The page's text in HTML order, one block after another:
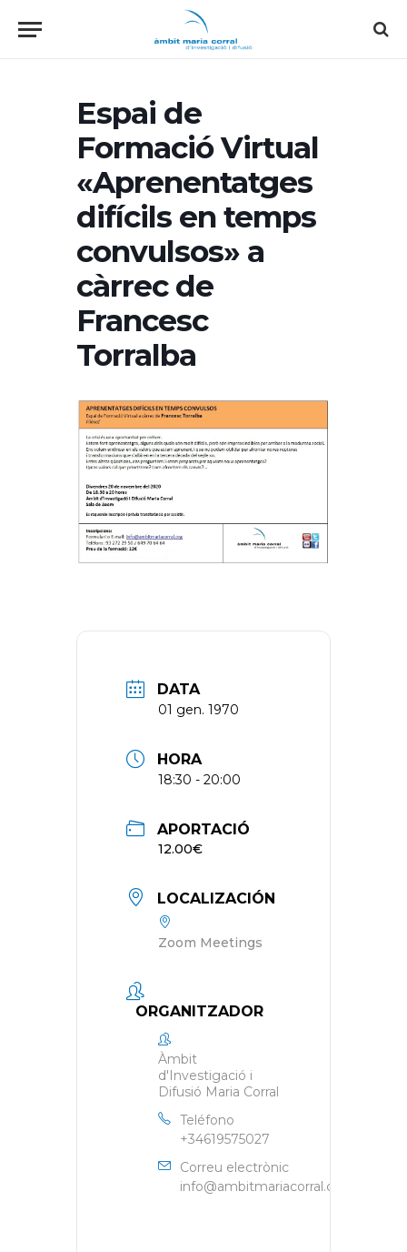
Espai de
Formació Virtual
«Aprenentatges
difícils en temps
convulsos» a
càrrec de
Francesc
Torralba
DATA
01 gen. 1970
HORA
18:30 - 20:00
APORTACIÓ
12.00€
LOCALIZACIÓN
Zoom Meetings
ORGANITZADOR
Àmbit
d'Investigació i
Difusió Maria Corral
Teléfono
+34619575027
Correu electrònic
info@ambitmariacorral.com